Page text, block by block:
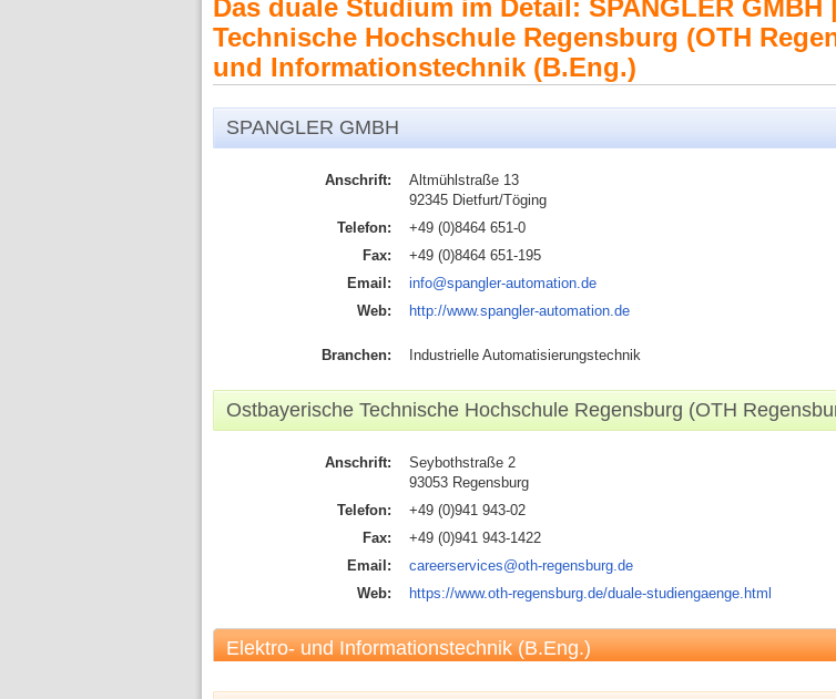
Das duale Studium im Detail: SPANGLER
Technische Hochschule Regensburg (OTH
und Informationstechnik (B.Eng.)
SPANGLER GMBH
Anschrift:
Altmühlstraße 13
92345 Dietfurt/Töging
Telefon:
+49 (0)8464 651-0
Fax:
+49 (0)8464 651-195
Email:
info@spangler-automation.de
Web:
http://www.spangler-automation.de
Branchen: Industrielle Automatisierungstechnik
Ostbayerische Technische Hochschule Regensburg (OTH
Anschrift:
Seybothstraße 2
93053 Regensburg
Telefon:
+49 (0)941 943-02
Fax:
+49 (0)941 943-1422
Email:
careerservices@oth-regensburg.de
Web:
https://www.oth-regensburg.de/duale-studiengaenge.html
Elektro- und Informationstechnik (B.Eng.)